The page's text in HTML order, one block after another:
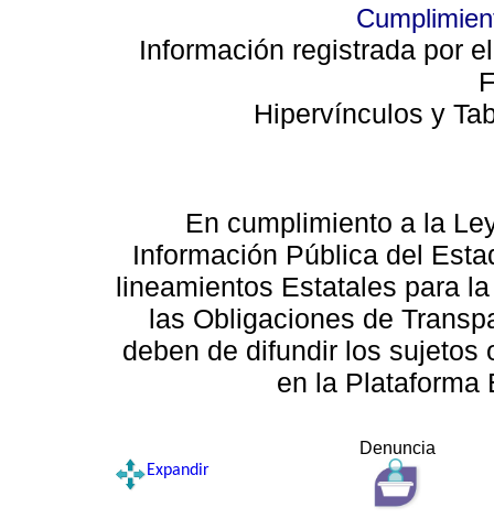
Información registrada por
Hipervínculos y
En cumplimiento a la
Información Pública del
lineamientos Estatales para
las Obligaciones de
deben de difundir los sujetos
en la Plataforma
Denuncia
Expandir